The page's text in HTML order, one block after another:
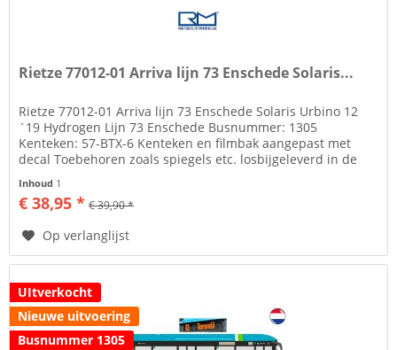
Rietze 77012-01 Arriva lijn 73 Enschede Solaris...
Rietze 77012-01 Arriva lijn 73 Enschede Solaris Urbino 12
´19 Hydrogen Lijn 73 Enschede Busnummer: 1305
Kenteken: 57-BTX-6 Kenteken en filmbak aangepast met
decal Toebehoren zoals spiegels etc. losbijgeleverd in de
Inhoud 1
€ 38,95 * € 39,90 *
Op verlanglijst
UItverkocht
Nieuwe uitvoering
Busnummer 1305